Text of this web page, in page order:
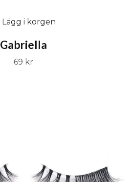
Lägg i korgen
Gabriella
69 kr